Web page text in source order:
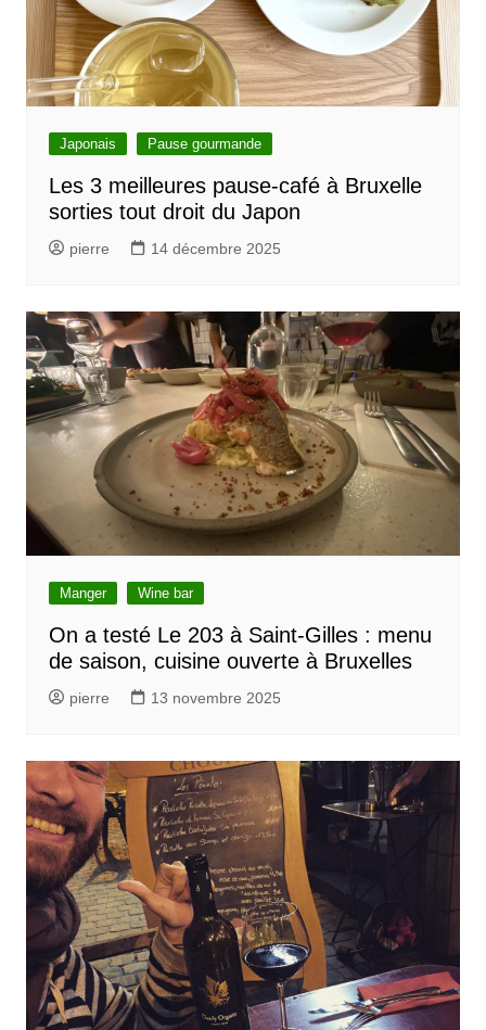
Japonais Pause gourmande
Les 3 meilleures pause-café à Bruxelle
sorties tout droit du Japon
pierre 14 décembre 2025
Manger Wine bar
On a testé Le 203 à Saint-Gilles : menu
de saison, cuisine ouverte à Bruxelles
pierre 13 novembre 2025